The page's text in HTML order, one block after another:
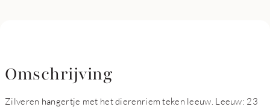
Omschrijving
Zilveren hangertje met het dierenriem teken leeuw. Leeuw: 23